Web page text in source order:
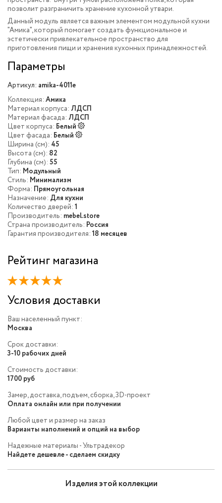
позволит разграничить хранение кухонной утвари.
Данный модуль является важным элементом модульной кухни
"Амика", который помогает создать функциональное и
эстетически привлекательное пространство для
приготовления пищи и хранения кухонных принадлежностей.
Параметры
Артикул: amika-4011e
Коллекция: Амика
Материал корпуса: ЛДСП
Материал фасада: ЛДСП
Цвет корпуса: Белый
Цвет фасада: Белый
Ширина (см): 45
Высота (см): 82
Глубина (см): 55
Тип: Модульный
Стиль: Минимализм
Форма: Прямоугольная
Назначение: Для кухни
Количество дверей: 1
Производитель: mebel.store
Страна производитель: Россия
Гарантия производителя: 18 месяцев
Рейтинг магазина
Условия доставки
Ваш населенный пункт:
Москва
Срок доставки:
3-10 рабочих дней
Стоимость доставки:
1700 руб
Замер, доставка, подъем, сборка, 3D-проект
Оплата онлайн или при получении
Любой цвет и размер на заказ
Варианты наполнений и опций на выбор
Надежные материалы - Ультрадекор
Найдете дешевле - сделаем скидку
Изделия этой коллекции